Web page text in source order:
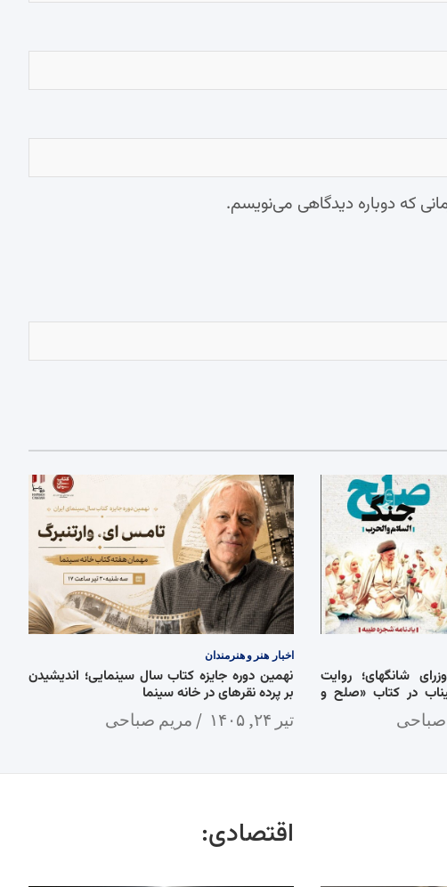
که دوباره دیدگاهی می‌نویسم.
شانگهای؛ روایت
در کتاب «صلح و
صباحی
اخبار هنر و هنرمندان
نهمین دوره جایزه کتاب سال سینمایی؛ اندیشیدن
بر پرده نقرهای در خانه سینما
تیر ۲۴, ۱۴۰۵ مریم صباحی
اقتصادی: